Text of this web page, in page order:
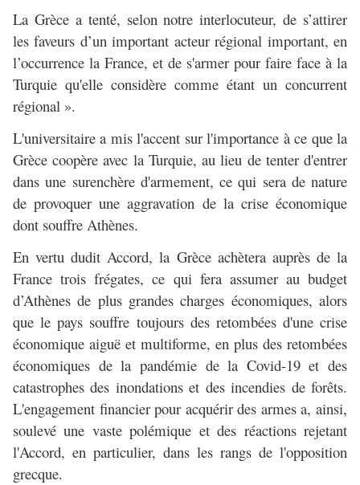
La Grèce a tenté, selon notre interlocuteur, de s’attirer
les faveurs d’un important acteur régional important, en
l’occurrence la France, et de s'armer pour faire face à la
Turquie qu'elle considère comme étant un concurrent
régional ».
L'universitaire a mis l'accent sur l'importance à ce que la
Grèce coopère avec la Turquie, au lieu de tenter d'entrer
dans une surenchère d'armement, ce qui sera de nature
de provoquer une aggravation de la crise économique
dont souffre Athènes.
En vertu dudit Accord, la Grèce achètera auprès de la
France trois frégates, ce qui fera assumer au budget
d’Athènes de plus grandes charges économiques, alors
que le pays souffre toujours des retombées d'une crise
économique aiguë et multiforme, en plus des retombées
économiques de la pandémie de la Covid-19 et des
catastrophes des inondations et des incendies de forêts.
L'engagement financier pour acquérir des armes a, ainsi,
soulevé une vaste polémique et des réactions rejetant
l'Accord, en particulier, dans les rangs de l'opposition
grecque.